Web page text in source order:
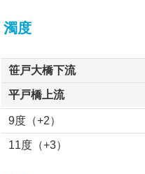
濁度
笹戸大橋下流
平戸橋上流
9度（+2）
11度（+3）